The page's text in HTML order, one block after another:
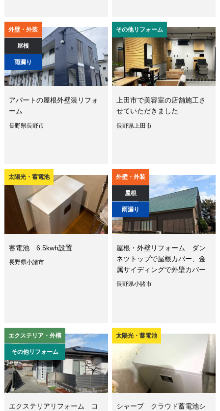
外壁・外装
屋根
雨漏り
アパートの屋根外壁装リフォ
ーム
長野県長野市
その他リフォーム
上田市で美容室の店舗施工さ
せていただきました
長野県上田市
太陽光・蓄電池
蓄電池 6.5kwh設置
長野県小諸市
外壁・外装
屋根
雨漏り
屋根・外壁リフォーム ダン
ネツトップで屋根カバー、金
属サイディングで外壁カバー
長野県小諸市
エクステリア・外構
その他リフォーム
エクステリアリフォーム コ
太陽光・蓄電池
シャープ クラウド蓄電池シ